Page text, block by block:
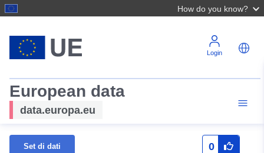
How do you know?
Login
European data
data.europa.eu
Set di dati 0